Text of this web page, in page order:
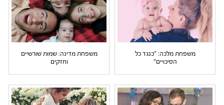
משפחת מלכה: "כנגד כל
הסיכויים"
משפחת מדינה: שמות שורשיים
וחזקים